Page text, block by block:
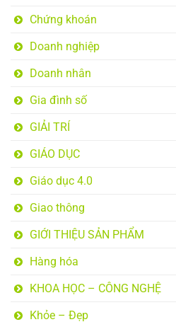
Chứng khoán
Doanh nghiệp
Doanh nhân
Gia đình số
GIẢI TRÍ
GIÁO DỤC
Giáo dục 4.0
Giao thông
GIỚI THIỆU SẢN PHẨM
Hàng hóa
KHOA HỌC – CÔNG NGHỆ
Khỏe – Đẹp